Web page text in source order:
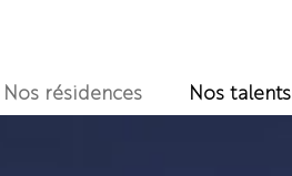
Nos résidences Nos talents